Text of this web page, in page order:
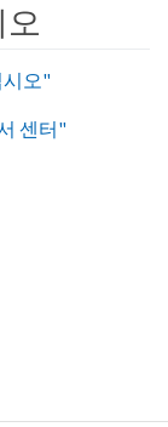
시오"
센터"